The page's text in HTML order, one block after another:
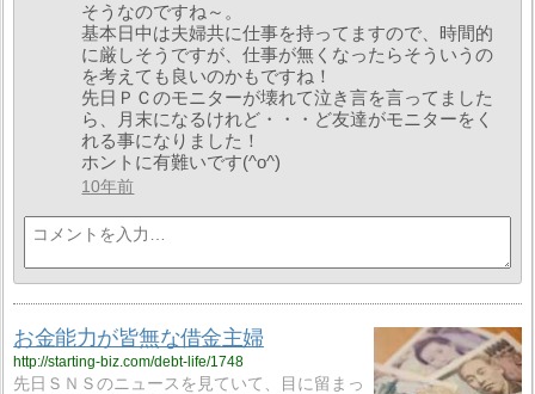
そうなのですね～。
基本日中は夫婦共に仕事を持ってますので、時間的
に厳しそうですが、仕事が無くなったらそういうの
を考えても良いのかもですね！
先日ＰＣのモニターが壊れて泣き言を言ってました
ら、月末になるけれど・・・ど友達がモニターをく
れる事になりました！
ホントに有難いです(^o^)
10年前
お金能力が皆無な借金主婦
http://starting-biz.com/debt-life/1748
先日ＳＮＳのニュースを見ていて、目に留まっ